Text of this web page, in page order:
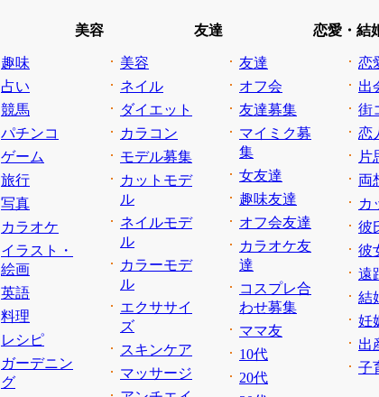
趣味
占い
競馬
パチンコ
ゲーム
旅行
写真
カラオケ
イラスト・
絵画
英語
料理
レシピ
ガーデニン
グ
美容
美容
ネイル
ダイエット
カラコン
モデル募集
カットモデ
ル
ネイルモデ
ル
カラーモデ
ル
エクササイ
ズ
スキンケア
マッサージ
友達
友達
オフ会
友達募集
マイミク募
集
女友達
趣味友達
オフ会友達
カラオケ友
達
コスプレ合
わせ募集
ママ友
10代
20代
恋愛・結
恋
出
街
恋
片
両
カ
彼
彼
遠
結
妊
出
子